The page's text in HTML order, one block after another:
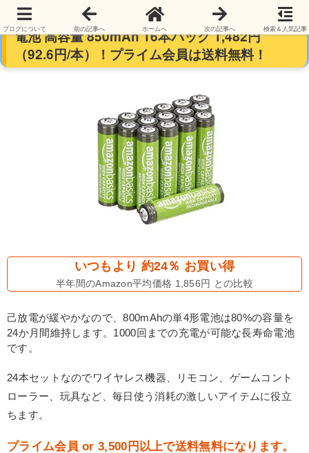
Amazonベーシック 充電式単4形ニッケル水素
電池 高容量 850mAh 16本パック 1,482円
（92.6円/本）！プライム会員は送料無料！
いつもより 約24％ お買い得
半年間のAmazon平均価格 1,856円 との比較
己放電が緩やかなので、800mAhの単4形電池は80%の容量を
24か月間維持します。1000回までの充電が可能な長寿命電池
です。
24本セットなのでワイヤレス機器、リモコン、ゲームコント
ローラー、玩具など、毎日使う消耗の激しいアイテムに役立
ちます。
プライム会員 or 3,500円以上で送料無料になります。
ブログについて 前の記事へ ホームへ 次の記事へ 検索＆人気記事